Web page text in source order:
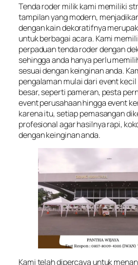
Tenda roder milik kami memiliki
tampilan yang modern,
dengan kain dekoratifnya
untuk berbagai acara. Kami
perpaduan tenda roder dengan
sehingga anda hanya perlu
sesuai dengan keinginan anda.
pengalaman mulai dari event
besar, seperti pameran, pesta
event perusahaan hingga event
karena itu, setiap pemasangan
profesional agar hasilnya rapi,
dengan keinginan anda.
Kami telah dipercaya untuk